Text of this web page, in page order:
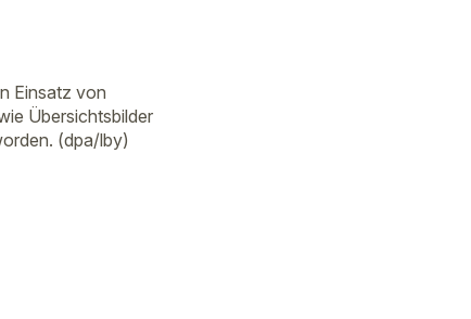
Einsatz von
Übersichtsbilder
(dpa/lby)